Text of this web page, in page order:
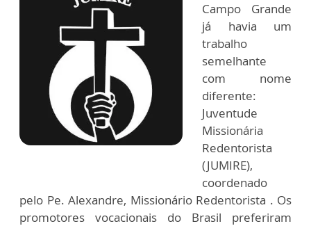
Campo Grande
já havia um
trabalho
semelhante
com nome
diferente:
Juventude
Missionária
Redentorista
(JUMIRE),
coordenado
pelo Pe. Alexandre, Missionário Redentorista . Os
promotores vocacionais do Brasil preferiram